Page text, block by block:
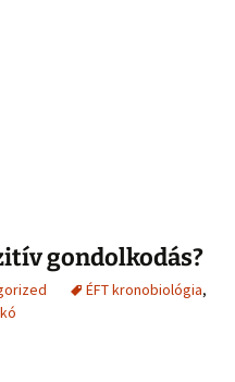
gondolkodás?
ÉFT kronobiológia,